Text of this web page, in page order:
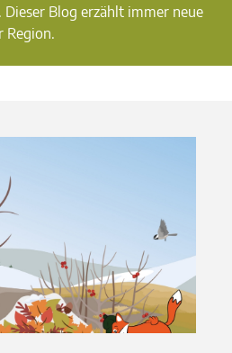
Dieser Blog erzählt immer neue
Region.